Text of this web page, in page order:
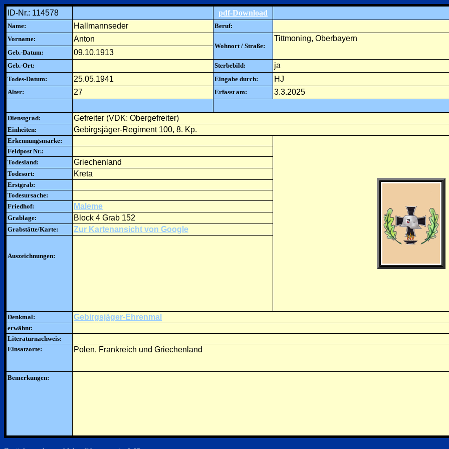
ID-Nr.: 114578 pdf-Download
Name: Hallmannseder
Beruf:
Vorname:
Anton
Wohnort / Straße:
Tittmoning, Oberbayern
Geb.-Datum: 09.10.1913
Geb.-Ort: Sterbebild: ja
Todes-Datum: 25.05.1941 Eingabe durch: HJ
Alter: 27 Erfasst am: 3.3.2025
Dienstgrad: Gefreiter (VDK: Obergefreiter)
Einheiten: Gebirgsjäger-Regiment 100, 8. Kp.
Erkennungsmarke:
Feldpost Nr.:
Todesland:
Griechenland
Todesort: Kreta
Erstgrab:
Todesursache:
Friedhof:
Maleme
Grablage: Block 4 Grab 152
Grabstätte/Karte: Zur Kartenansicht von Google
Auszeichnungen:
Denkmal: Gebirgsjäger-Ehrenmal
erwähnt:
Literaturnachweis:
Einsatzorte:
Polen, Frankreich und Griechenland
Bemerkungen: